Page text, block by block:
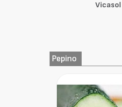
Vicasol
Pepino